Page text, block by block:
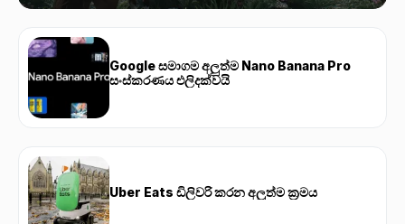
Google සමාගම අලුත්ම Nano Banana Pro
සංස්කරණය එලිදක්වයි
Uber Eats ඩිලිවරි කරන අලුත්ම ක්‍රමය